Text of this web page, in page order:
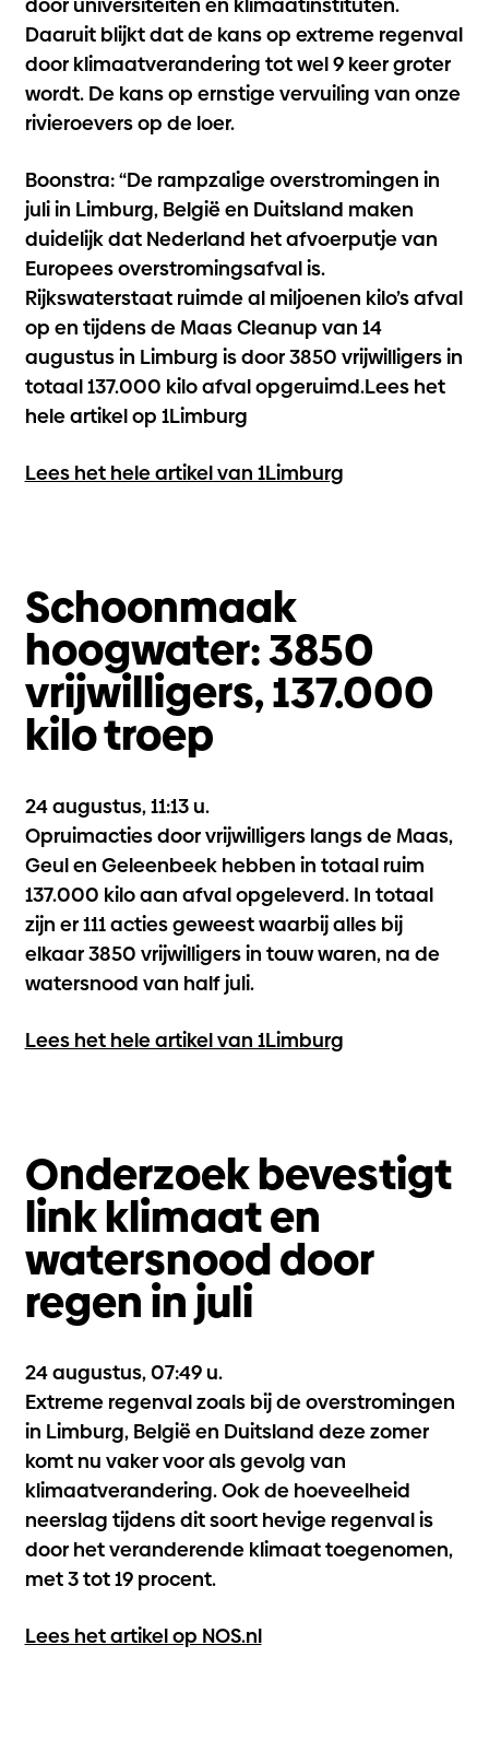
Daaruit blijkt dat de kans op extreme regenval
door klimaatverandering tot wel 9 keer groter
wordt. De kans op ernstige vervuiling van onze
rivieroevers op de loer.
Boonstra: “De rampzalige overstromingen in
juli in Limburg, België en Duitsland maken
duidelijk dat Nederland het afvoerputje van
Europees overstromingsafval is.
Rijkswaterstaat ruimde al miljoenen kilo’s afval
op en tijdens de Maas Cleanup van 14
augustus in Limburg is door 3850 vrijwilligers in
totaal 137.000 kilo afval opgeruimd.Lees het
hele artikel op 1Limburg
Lees het hele artikel van 1Limburg
Schoonmaak
hoogwater: 3850
vrijwilligers, 137.000
kilo troep
24 augustus, 11:13 u.
Opruimacties door vrijwilligers langs de Maas,
Geul en Geleenbeek hebben in totaal ruim
137.000 kilo aan afval opgeleverd. In totaal
zijn er 111 acties geweest waarbij alles bij
elkaar 3850 vrijwilligers in touw waren, na de
watersnood van half juli.
Lees het hele artikel van 1Limburg
Onderzoek bevestigt
link klimaat en
watersnood door
regen in juli
24 augustus, 07:49 u.
Extreme regenval zoals bij de overstromingen
in Limburg, België en Duitsland deze zomer
komt nu vaker voor als gevolg van
klimaatverandering. Ook de hoeveelheid
neerslag tijdens dit soort hevige regenval is
door het veranderende klimaat toegenomen,
met 3 tot 19 procent.
Lees het artikel op NOS.nl